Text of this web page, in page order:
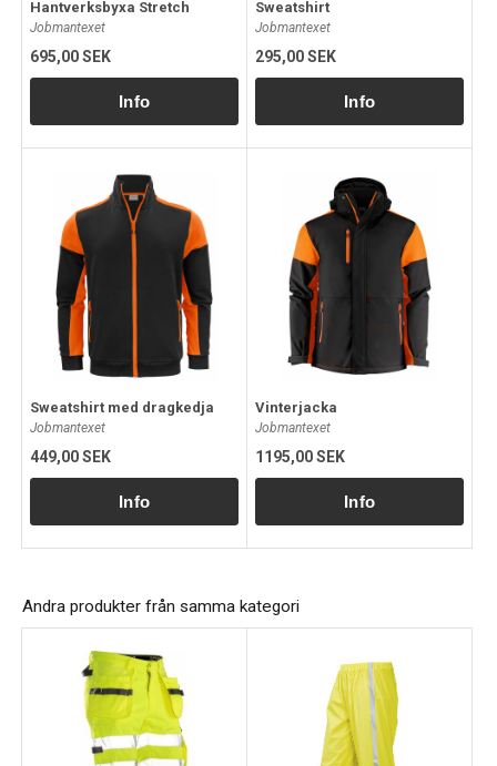
Hantverksbyxa Stretch
Jobmantexet
695,00 SEK
Sweatshirt
Jobmantexet
295,00 SEK
Sweatshirt med dragkedja
Jobmantexet
449,00 SEK
Vinterjacka
Jobmantexet
1195,00 SEK
Andra produkter från samma kategori